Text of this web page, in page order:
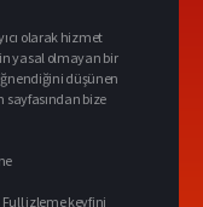
olarak hizmet
yasal olmayan bir
düşünen
sayfasından bize
Full izleme keyfini